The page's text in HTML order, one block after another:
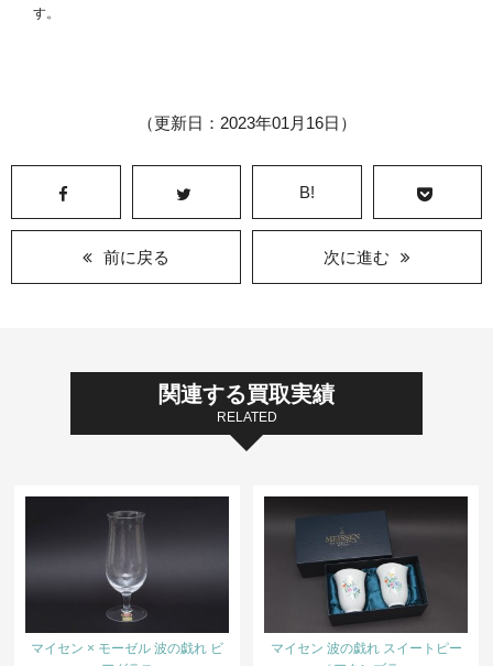
す。
（更新日：2023年01月16日）
B!
前に戻る 次に進む
関連する買取実績
RELATED
マイセン × モーゼル 波の戯れ ビ
マイセン 波の戯れ スイートピー